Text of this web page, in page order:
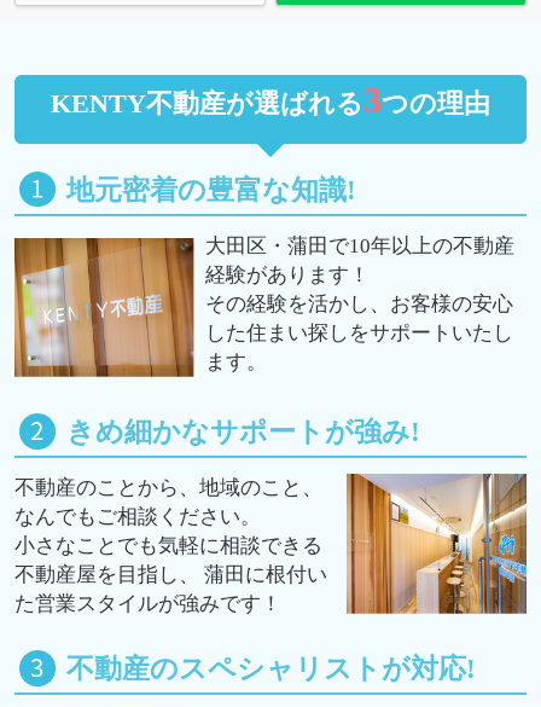
約1557m／20分
ドコモショップ大井町店
約1627m／21分
積水ハウスミュージカルシアター 四季劇場 [夏]
約1700m／22分
キャッツ・シアター
ＨＹ’ｓ 品川南大井
9.7
万円 / 1K
ドゥーエ大森
11.4万
KENTY不動産が選ばれる3つの理由
地元密着の豊富な知識!
大田区・蒲田で10年以上の不動産
経験があります！
その経験を活かし、お客様の安心
した住まい探しをサポートいたし
ます。
きめ細かなサポートが強み!
不動産のことから、地域のこと、
なんでもご相談ください。
小さなことでも気軽に相談できる
不動産屋を目指し、 蒲田に根付い
た営業スタイルが強みです！
不動産のスペシャリストが対応!